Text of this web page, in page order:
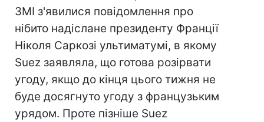
ЗМІ з'явилися повідомлення про
нібито надіслане президенту Франції
Ніколя Саркозі ультиматумі, в якому
Suez заявляла, що готова розірвати
угоду, якщо до кінця цього тижня не
буде досягнуто угоду з французьким
урядом. Проте пізніше Suez